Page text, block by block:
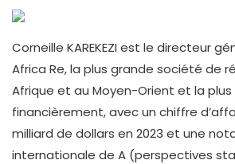
Corneille KAREKEZI est le directeur
Africa Re, la plus grande société de
Afrique et au Moyen-Orient et la plus
financièrement, avec un chiffre
milliard de dollars en 2023 et une
internationale de A (perspectives